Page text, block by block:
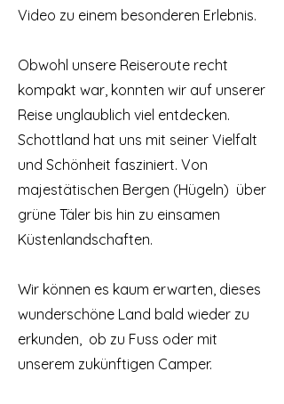
Video zu einem besonderen Erlebnis.
Obwohl unsere Reiseroute recht
kompakt war, konnten wir auf unserer
Reise unglaublich viel entdecken.
Schottland hat uns mit seiner Vielfalt
und Schönheit fasziniert. Von
majestätischen Bergen (Hügeln) über
grüne Täler bis hin zu einsamen
Küstenlandschaften.
Wir können es kaum erwarten, dieses
wunderschöne Land bald wieder zu
erkunden, ob zu Fuss oder mit
unserem zukünftigen Camper.